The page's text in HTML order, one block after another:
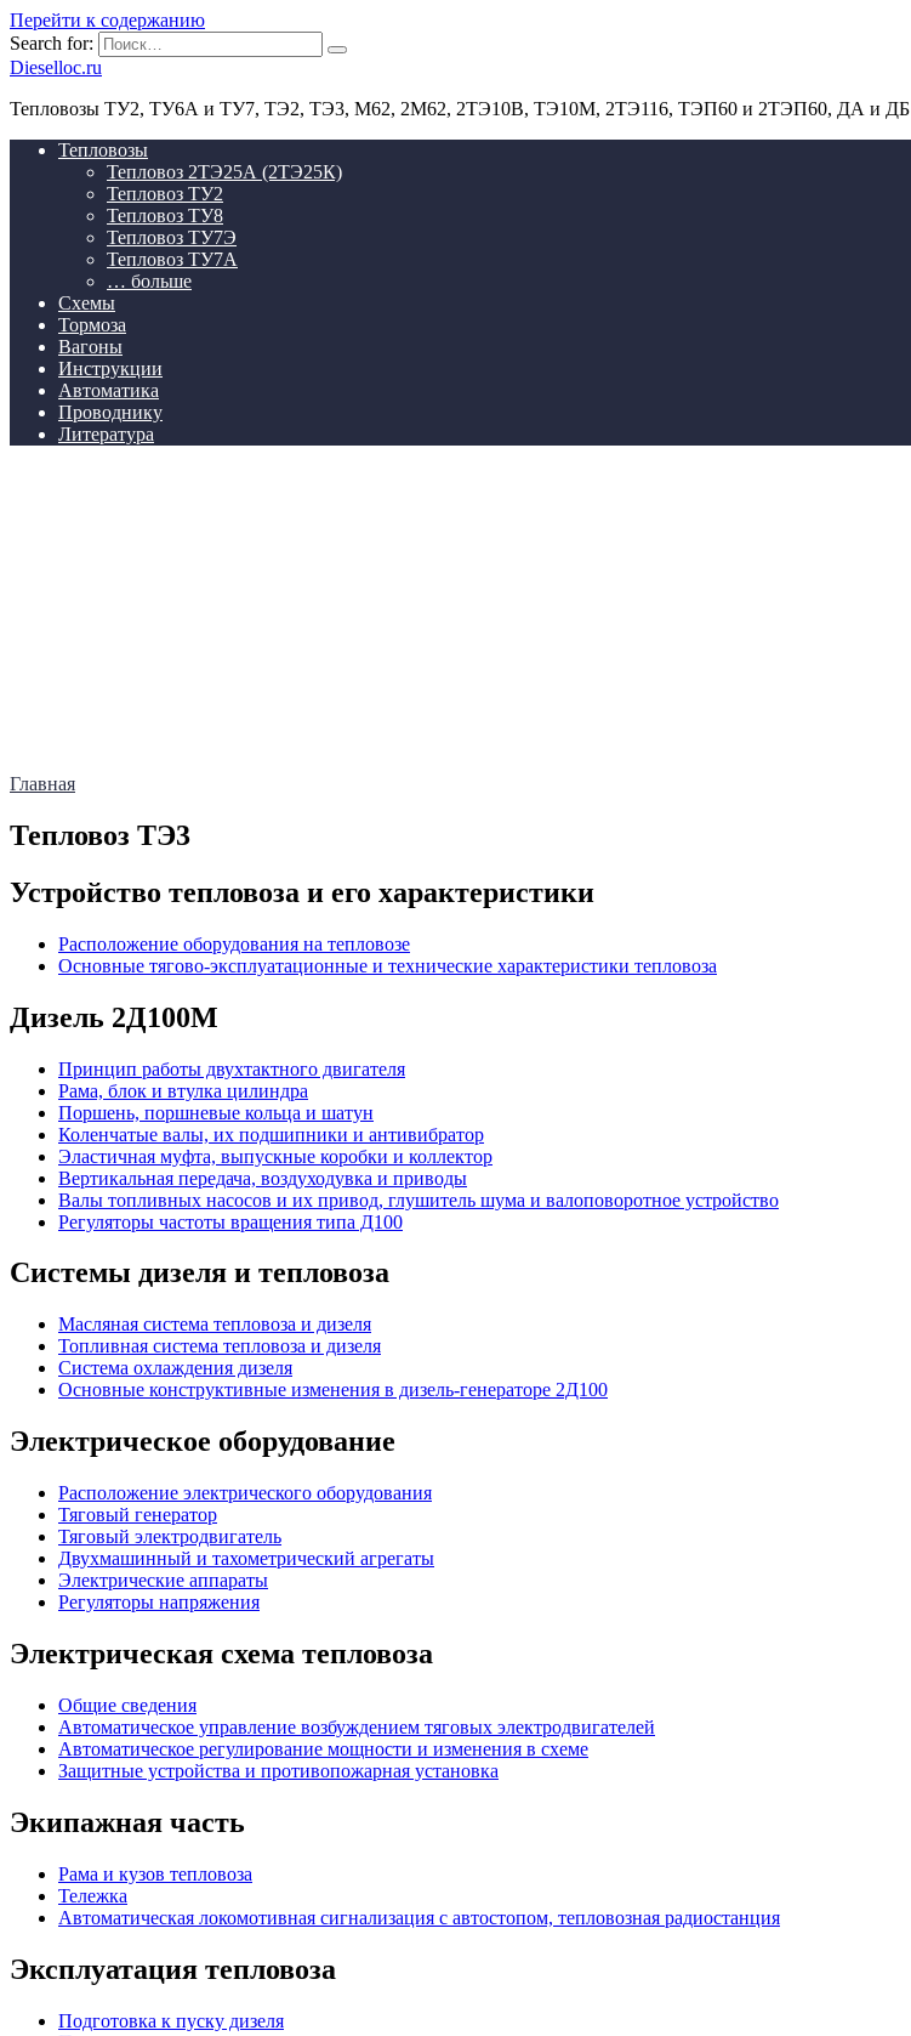
Перейти к содержанию
Search for:
Dieselloc.ru
Тепловозы ТУ2, ТУ6А и ТУ7, ТЭ2, ТЭ3, М62, 2М62, 2ТЭ10В, ТЭ10М, 2ТЭ116, ТЭП60 и 2ТЭП60, ДА и ДБ
Тепловозы
Тепловоз 2ТЭ25А (2ТЭ25К)
Тепловоз ТУ2
Тепловоз ТУ8
Тепловоз ТУ7Э
Тепловоз ТУ7А
… больше
Схемы
Тормоза
Вагоны
Инструкции
Автоматика
Проводнику
Литература
Главная
Тепловоз ТЭ3
Устройство тепловоза и его характеристики
Расположение оборудования на тепловозе
Основные тягово-эксплуатационные и технические характеристики тепловоза
Дизель 2Д100М
Принцип работы двухтактного двигателя
Рама, блок и втулка цилиндра
Поршень, поршневые кольца и шатун
Коленчатые валы, их подшипники и антивибратор
Эластичная муфта, выпускные коробки и коллектор
Вертикальная передача, воздуходувка и приводы
Валы топливных насосов и их привод, глушитель шума и валоповоротное устройство
Регуляторы частоты вращения типа Д100
Системы дизеля и тепловоза
Масляная система тепловоза и дизеля
Топливная система тепловоза и дизеля
Система охлаждения дизеля
Основные конструктивные изменения в дизель-генераторе 2Д100
Электрическое оборудование
Расположение электрического оборудования
Тяговый генератор
Тяговый электродвигатель
Двухмашинный и тахометрический агрегаты
Электрические аппараты
Регуляторы напряжения
Электрическая схема тепловоза
Общие сведения
Автоматическое управление возбуждением тяговых электродвигателей
Автоматическое регулирование мощности и изменения в схеме
Защитные устройства и противопожарная установка
Экипажная часть
Рама и кузов тепловоза
Тележка
Автоматическая локомотивная сигнализация с автостопом, тепловозная радиостанция
Эксплуатация тепловоза
Подготовка к пуску дизеля